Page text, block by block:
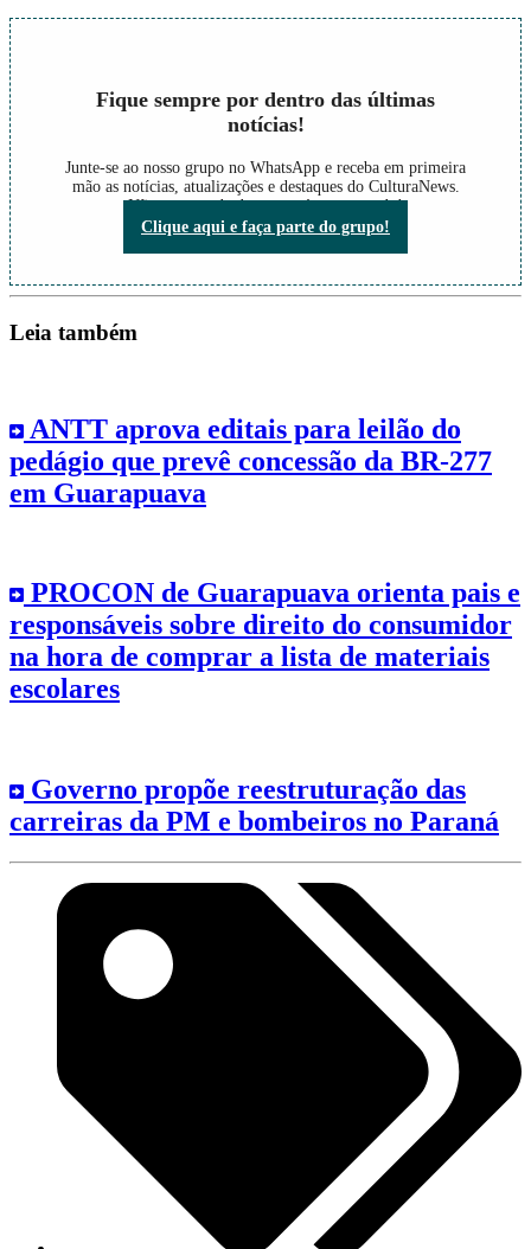
Fique sempre por dentro das últimas
notícias!
Junte-se ao nosso grupo no WhatsApp e receba em primeira
mão as notícias, atualizações e destaques do CulturaNews.
Não perca nada do que está acontecendo!
Clique aqui e faça parte do grupo!
Leia também
ANTT aprova editais para leilão do
pedágio que prevê concessão da BR-277
em Guarapuava
PROCON de Guarapuava orienta pais e
responsáveis sobre direito do consumidor
na hora de comprar a lista de materiais
escolares
Governo propõe reestruturação das
carreiras da PM e bombeiros no Paraná